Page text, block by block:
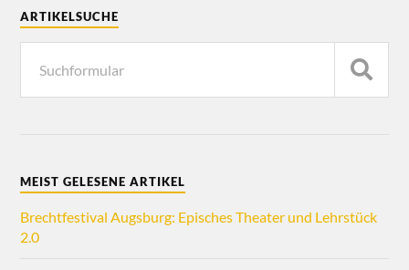
ARTIKELSUCHE
MEIST GELESENE ARTIKEL
Brechtfestival Augsburg: Episches Theater und Lehrstück
2.0